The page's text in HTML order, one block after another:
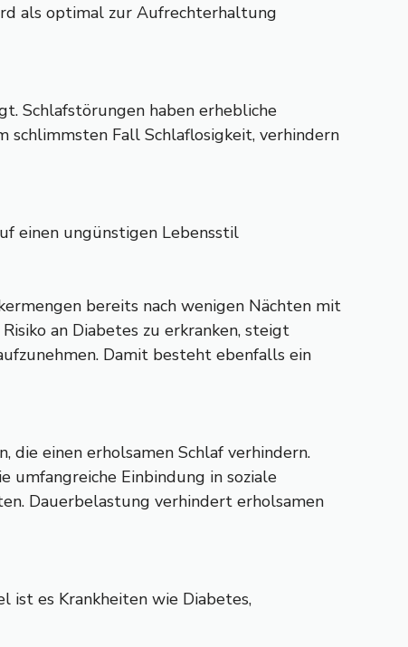
als optimal zur Aufrechterhaltung
Schlafstörungen haben erhebliche
schlimmsten Fall Schlaflosigkeit, verhindern
einen ungünstigen Lebensstil
bereits nach wenigen Nächten mit
an Diabetes zu erkranken, steigt
Damit besteht ebenfalls ein
die einen erholsamen Schlaf verhindern.
Einbindung in soziale
Dauerbelastung verhindert erholsamen
ist es Krankheiten wie Diabetes,